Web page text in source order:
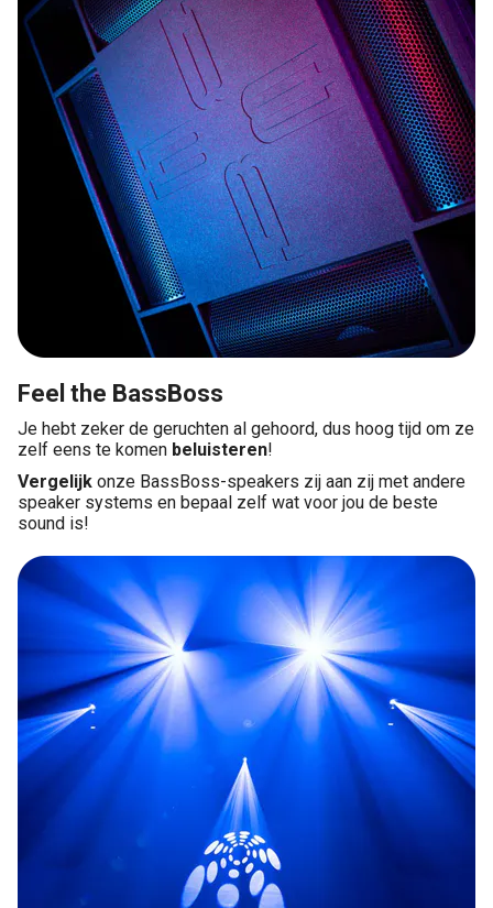
Feel the BassBoss
Je hebt zeker de geruchten al gehoord, dus hoog tijd om ze
zelf eens te komen beluisteren!
Vergelijk onze BassBoss-speakers zij aan zij met andere
speaker systems en bepaal zelf wat voor jou de beste
sound is!